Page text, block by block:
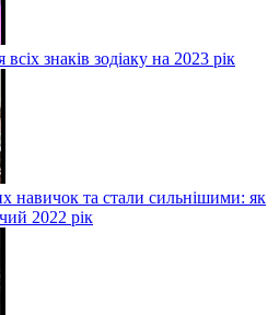
знаків зодіаку на 2023 рік
навичок та стали сильнішими: як
2022 рік